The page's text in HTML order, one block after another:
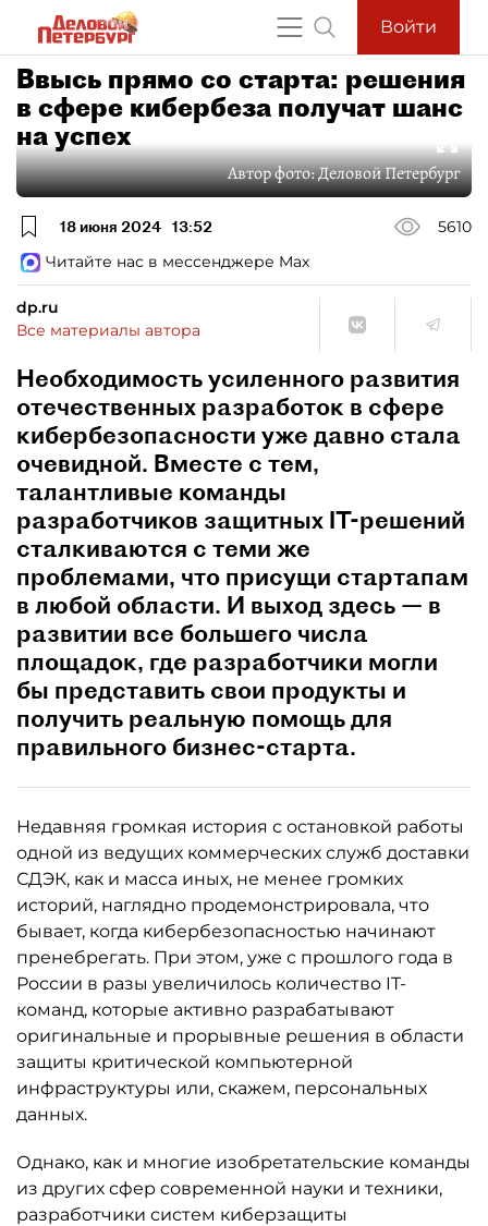
Войти
Ввысь прямо со старта: решения
в сфере кибербеза получат шанс
на успех
Автор фото:Деловой Петербург
18 июня 2024 13:52
5610
Читайте нас в мессенджере Max
dp.ru
Все материалы автора
Необходимость усиленного развития
отечественных разработок в сфере
кибербезопасности уже давно стала
очевидной. Вместе с тем,
талантливые команды
разработчиков защитных IT-решений
сталкиваются c теми же
проблемами, что присущи стартапам
в любой области. И выход здесь — в
развитии все большего числа
площадок, где разработчики могли
бы представить свои продукты и
получить реальную помощь для
правильного бизнес-старта.
Недавняя громкая история с остановкой работы
одной из ведущих коммерческих служб доставки
СДЭК, как и масса иных, не менее громких
историй, наглядно продемонстрировала, что
бывает, когда кибербезопасностью начинают
пренебрегать. При этом, уже с прошлого года в
России в разы увеличилось количество IT-
команд, которые активно разрабатывают
оригинальные и прорывные решения в области
защиты критической компьютерной
инфраструктуры или, скажем, персональных
данных.
Однако, как и многие изобретательские команды
из других сфер современной науки и техники,
разработчики систем киберзащиты